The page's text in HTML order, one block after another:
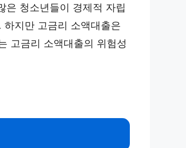
은 청소년들이 경제적 자립
지만 고금리 소액대출은
고금리 소액대출의 위험성